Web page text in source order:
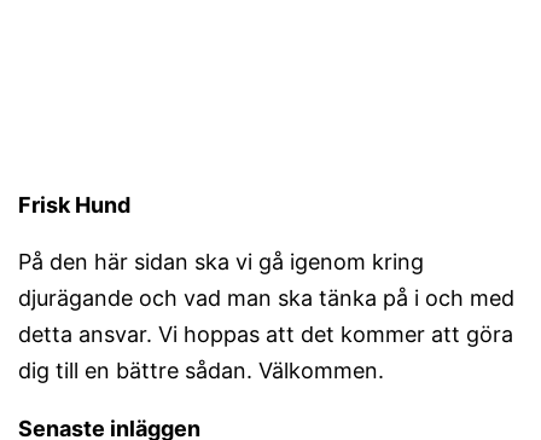
Frisk Hund
På den här sidan ska vi gå igenom kring
djurägande och vad man ska tänka på i och med
detta ansvar. Vi hoppas att det kommer att göra
dig till en bättre sådan. Välkommen.
Senaste inläggen